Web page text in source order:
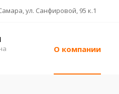
ул. Санфировой, 95 к.1
О компании